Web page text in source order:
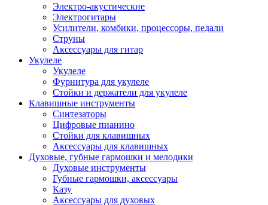
Электро-акустические
Электрогитары
Усилители, комбики, процессоры, педали
Струны
Аксессуары для гитар
Укулеле
Укулеле
Фурнитура для укулеле
Стойки и держатели для укулеле
Клавишные инструменты
Синтезаторы
Цифровые пианино
Стойки для клавишных
Аксессуары для клавишных
Духовые, губные гармошки и мелодики
Духовые инструменты
Губные гармошки, аксессуары
Казу
Аксессуары для духовых